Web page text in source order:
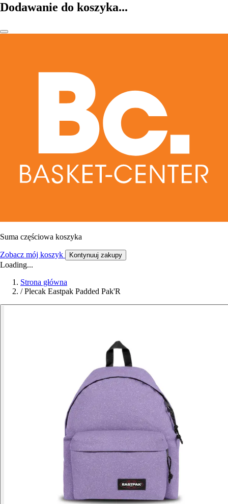
Dodawanie do koszyka...
Suma częściowa koszyka
Zobacz mój koszyk Kontynuuj zakupy
Loading...
Strona główna
/ Plecak Eastpak Padded Pak'R